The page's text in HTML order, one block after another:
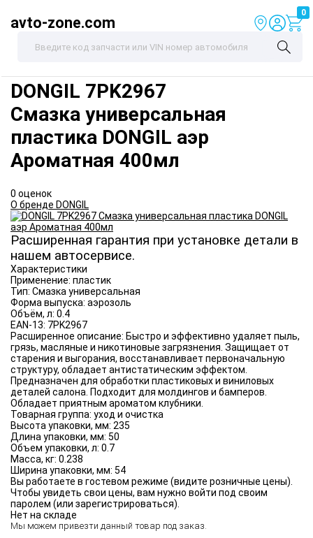
avto-zone.com
0
DONGIL 7PK2967
Смазка универсальная
пластика DONGIL аэр
Ароматная 400мл
0 оценок
О бренде DONGIL
Расширенная гарантия при установке детали в
нашем автосервисе.
Характеристики
Применение: пластик
Тип: Смазка универсальная
Форма выпуска: аэрозоль
Объём, л: 0.4
EAN-13: 7PK2967
Расширенное описание: Быстро и эффективно удаляет пыль,
грязь, масляные и никотиновые загрязнения. Защищает от
старения и выгорания, восстанавливает первоначальную
структуру, обладает антистатическим эффектом.
Предназначен для обработки пластиковых и виниловых
деталей салона. Подходит для молдингов и бамперов.
Обладает приятным ароматом клубники.
Товарная группа: уход и очистка
Высота упаковки, мм: 235
Длина упаковки, мм: 50
Объем упаковки, л: 0.7
Масса, кг: 0.238
Ширина упаковки, мм: 54
Вы работаете в гостевом режиме (видите розничные цены).
Чтобы увидеть свои цены, вам нужно войти под своим
паролем (или зарегистрироваться).
Нет на складе
Мы можем привезти данный товар под заказ.